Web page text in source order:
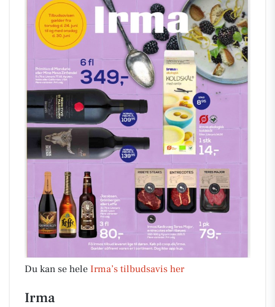
Du kan se hele Irma’s tilbudsavis her
Irma